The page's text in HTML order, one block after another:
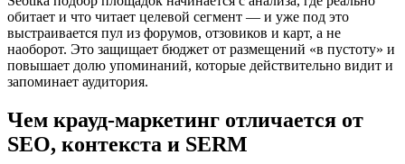
обитает и что читает целевой сегмент — и уже под это
выстраивается пул из форумов, отзовиков и карт, а не
наоборот. Это защищает бюджет от размещений «в пустоту» и
повышает долю упоминаний, которые действительно видит и
запоминает аудитория.
Чем крауд-маркетинг отличается от
SEO, контекста и SERM